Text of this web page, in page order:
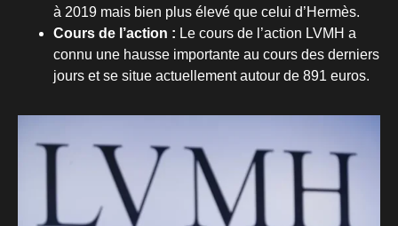
à 2019 mais bien plus élevé que celui d’Hermès.
Cours de l’action : Le cours de l’action LVMH a
connu une hausse importante au cours des derniers
jours et se situe actuellement autour de 891 euros.